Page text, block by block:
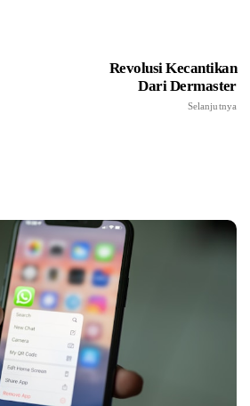
Revolusi Kecantikan
Dari Dermaster
Selanjutnya